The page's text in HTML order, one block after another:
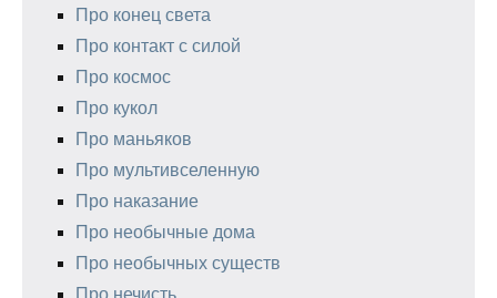
Про конец света
Про контакт с силой
Про космос
Про кукол
Про маньяков
Про мультивселенную
Про наказание
Про необычные дома
Про необычных существ
Про нечисть